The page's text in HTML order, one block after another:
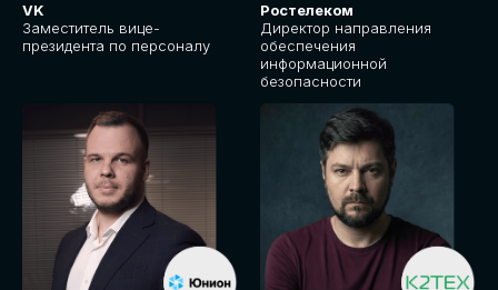
VK
Заместитель вице-
президента по персоналу
Ростелеком
Директор направления
обеспечения
информационной
безопасности